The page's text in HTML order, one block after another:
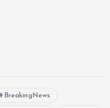
BreakingNews